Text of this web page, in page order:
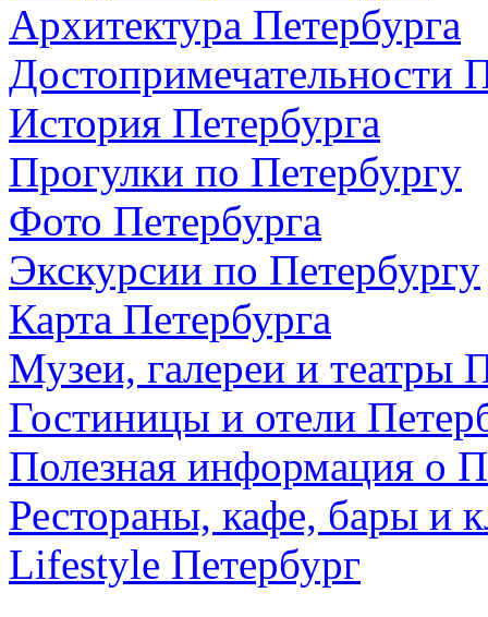
Архитектура Петербурга
Достопримечательности
История Петербурга
Прогулки по Петербургу
Фото Петербурга
Экскурсии по Петербургу
Карта Петербурга
Музеи, галереи и театры
Гостиницы и отели
Полезная информация о
Рестораны, кафе, бары и
Lifestyle Петербург